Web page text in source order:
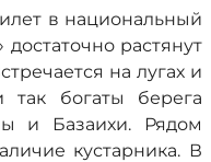
в национальный
растянут
на лугах и
богаты берега
и Базаихи. Рядом
кустарника. В